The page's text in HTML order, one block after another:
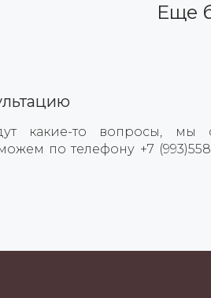
Еще
какие-то вопросы, мы
по телефону +7